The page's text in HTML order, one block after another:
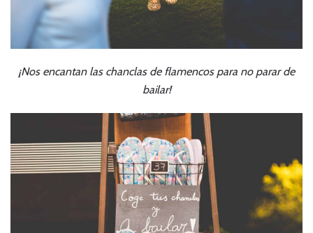
¡Nos encantan las chanclas de flamencos para no parar de
bailar!